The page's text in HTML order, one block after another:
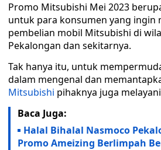
Promo Mitsubishi Mei 2023
untuk para konsumen yang ingin
pembelian mobil Mitsubishi di
Pekalongan dan sekitarnya.
Tak hanya itu, untuk
dalam mengenal dan
Mitsubishi pihaknya juga
Baca Juga:
Halal Bihalal Nasmoco
Promo Ameizing Berlimpah